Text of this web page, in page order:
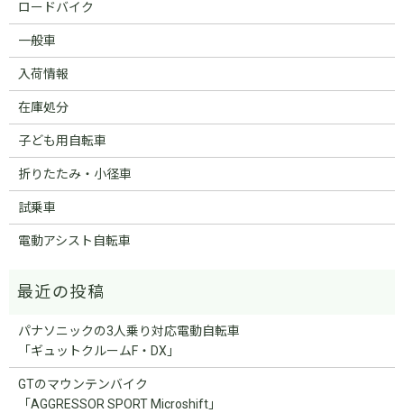
ロードバイク
一般車
入荷情報
在庫処分
子ども用自転車
折りたたみ・小径車
試乗車
電動アシスト自転車
パナソニックの3人乗り対応電動自転車
「ギュットクルームF・DX」
GTのマウンテンバイク
「AGGRESSOR SPORT Microshift」